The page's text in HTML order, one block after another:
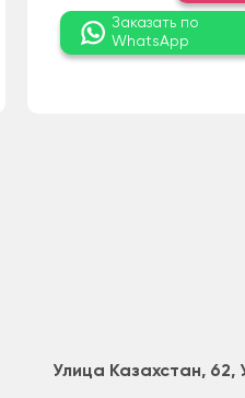
Заказать по
WhatsApp
Улица Казахстан, 62,